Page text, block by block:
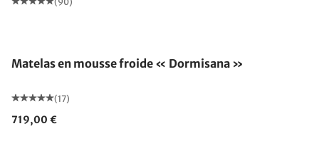
Matelas en mousse froide « Dormisana »
(17)
719,00 €